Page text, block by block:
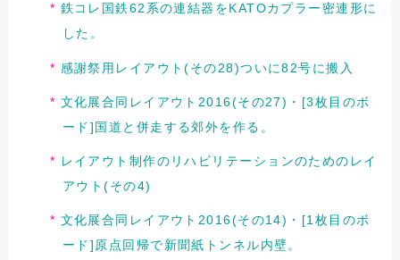
鉄コレ国鉄62系の連結器をKATOカプラー密連形に
した。
感謝祭用レイアウト(その28)ついに82号に搬入
文化展合同レイアウト2016(その27)・[3枚目のボ
ード]国道と併走する郊外を作る。
レイアウト制作のリハビリテーションのためのレイ
アウト(その4)
文化展合同レイアウト2016(その14)・[1枚目のボ
ード]原点回帰で新聞紙トンネル内壁。